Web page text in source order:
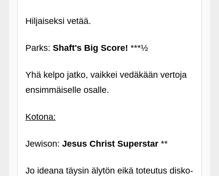
Hiljaiseksi vetää.
Parks: Shaft's Big Score! ***½
Yhä kelpo jatko, vaikkei vedäkään vertoja
ensimmäiselle osalle.
Kotona:
Jewison: Jesus Christ Superstar**
Jo ideana täysin älytön eikä toteutus disko-